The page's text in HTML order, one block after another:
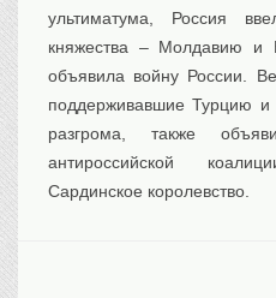
ультиматума, Россия
княжества – Молдавию и
объявила войну России.
поддерживавшие Турцию и
разгрома, также
антироссийской
Сардинское королевство.